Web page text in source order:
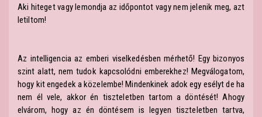
Aki hiteget vagy lemondja az időpontot vagy nem jelenik meg, azt
letiltom!
Az intelligencia az emberi viselkedésben mérhető! Egy bizonyos
szint alatt, nem tudok kapcsolódni emberekhez! Megválogatom,
hogy kit engedek a közelembe! Mindenkinek adok egy esélyt de ha
nem él vele, akkor én tiszteletben tartom a döntését! Ahogy
elvárom, hogy az én döntésem is legyen tiszteletben tartva,